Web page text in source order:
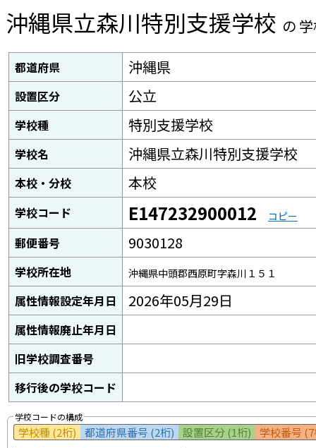
沖縄県立森川特別支援学校 の
都道府県 沖縄県
設置区分 公立
学校種 特別支援学校
学校名 沖縄県立森川特別支援学校
本校・分校 本校
学校コード E147232900012 コピー
郵便番号 9030128
学校所在地 沖縄県中頭郡西原町字森川１５１
属性情報設定年月日 2026年05月29日
属性情報廃止年月日
旧学校調査番号
移行後の学校コード
学校コードの構成
学校種 (2桁) 都道府県番号 (2桁) 設置区分 (1桁) 学校番号